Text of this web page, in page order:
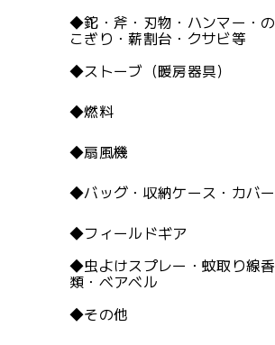
◆鉈・斧・刃物・ハンマー・の
こぎり・薪割台・クサビ等
◆ストーブ（暖房器具）
◆燃料
◆扇風機
◆バッグ・収納ケース・カバー
◆フィールドギア
◆虫よけスプレー・蚊取り線香
類・ベアベル
◆その他